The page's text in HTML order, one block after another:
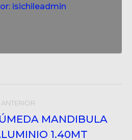
isichileadmin
ANTERIOR
Post
MANDIBULA
1.40MT